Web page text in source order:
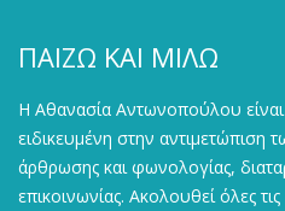
ΠΑΙΖΩ ΚΑΙ ΜΙΛΩ
Η Αθανασία Αντωνοπούλου
ειδικευμένη στην
άρθρωσης και φωνολογίας,
επικοινωνίας. Ακολουθεί όλες